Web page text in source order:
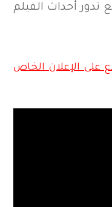
تدور أحداث الفيلم
على الإعلان الخاص